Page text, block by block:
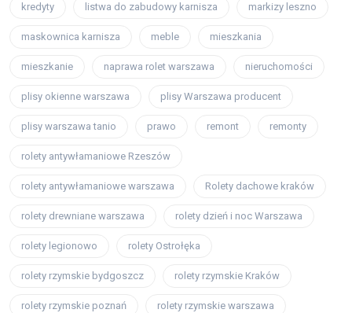
kredyty listwa do zabudowy karnisza markizy leszno
maskownica karnisza meble mieszkania
mieszkanie naprawa rolet warszawa nieruchomości
plisy okienne warszawa plisy Warszawa producent
plisy warszawa tanio prawo remont remonty
rolety antywłamaniowe Rzeszów
rolety antywłamaniowe warszawa Rolety dachowe kraków
rolety drewniane warszawa rolety dzień i noc Warszawa
rolety legionowo rolety Ostrołęka
rolety rzymskie bydgoszcz rolety rzymskie Kraków
rolety rzymskie poznań rolety rzymskie warszawa